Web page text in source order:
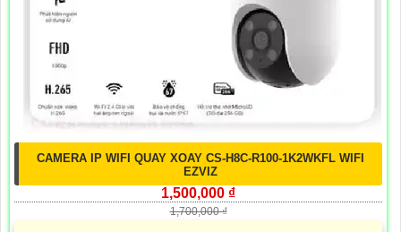
CAMERA IP WIFI QUAY XOAY CS-H8C-R100-1K2WKFL WIFI
EZVIZ
1,500,000 ₫
1,700,000 ₫